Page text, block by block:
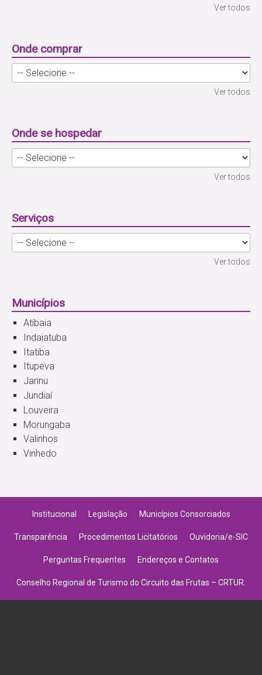
Ver todos
Onde comprar
Ver todos
Onde se hospedar
Ver todos
Serviços
Ver todos
Municípios
Atibaia
Indaiatuba
Itatiba
Itupeva
Jarinu
Jundiaí
Louveira
Morungaba
Valinhos
Vinhedo
Institucional Legislação Municípios Consorciados
Transparência Procedimentos Licitatórios Ouvidoria/e-SIC
Perguntas Frequentes Endereços e Contatos
Conselho Regional de Turismo do Circuito das Frutas – CRTUR.